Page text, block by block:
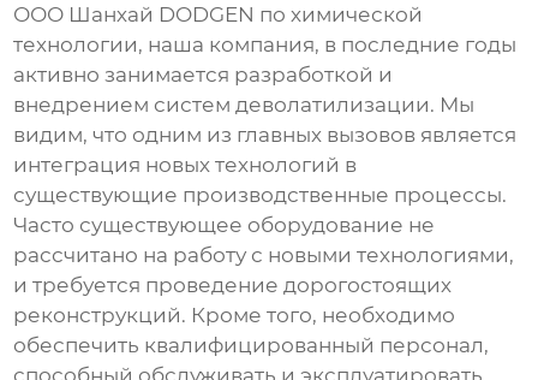
ООО Шанхай DODGEN по химической
технологии, наша компания, в последние годы
активно занимается разработкой и
внедрением системдеволатилизации. Мы
видим, что одним из главных вызовов является
интеграция новых технологий в
существующие производственные процессы.
Часто существующее оборудование не
рассчитано на работу с новыми технологиями,
и требуется проведение дорогостоящих
реконструкций. Кроме того, необходимо
обеспечить квалифицированный персонал,